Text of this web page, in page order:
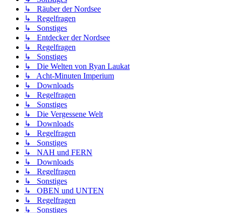
↳ Räuber der Nordsee
↳ Regelfragen
↳ Sonstiges
↳ Entdecker der Nordsee
↳ Regelfragen
↳ Sonstiges
↳ Die Welten von Ryan Laukat
↳ Acht-Minuten Imperium
↳ Downloads
↳ Regelfragen
↳ Sonstiges
↳ Die Vergessene Welt
↳ Downloads
↳ Regelfragen
↳ Sonstiges
↳ NAH und FERN
↳ Downloads
↳ Regelfragen
↳ Sonstiges
↳ OBEN und UNTEN
↳ Regelfragen
↳ Sonstiges